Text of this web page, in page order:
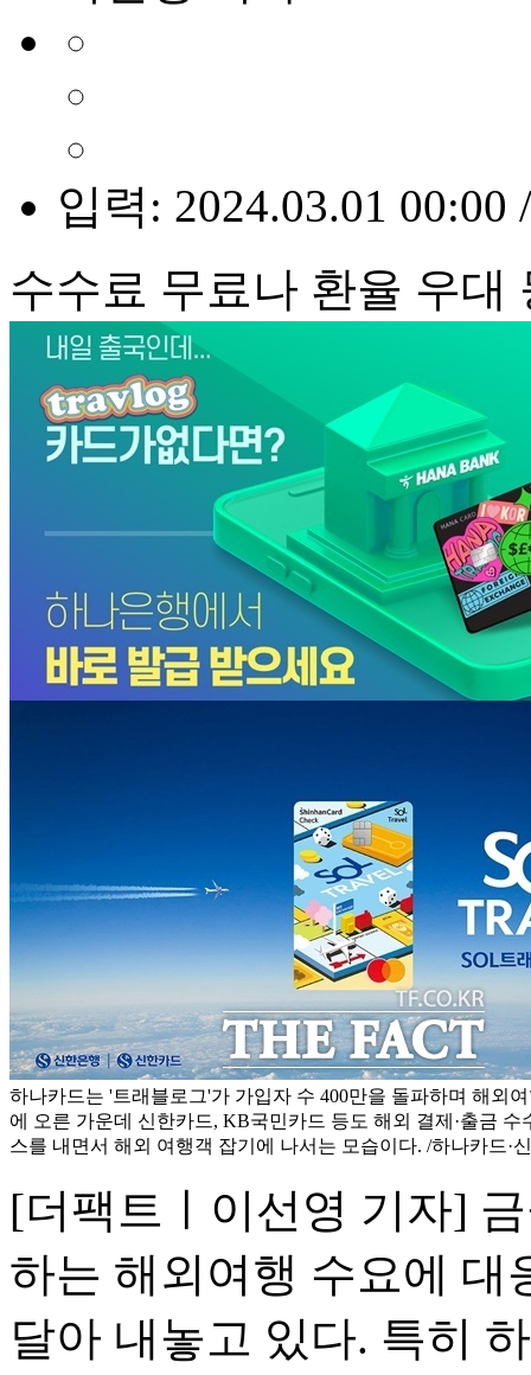
입력: 2024.03.01 00:00
수수료 무료나 환율 우대
하나카드는 '트래블로그'가 가입자 수 400만을 돌파하며 해외
에 오른 가운데 신한카드, KB국민카드 등도 해외 결제·출금 수
스를 내면서 해외 여행객 잡기에 나서는 모습이다. /하나카드·
[더팩트ㅣ이선영 기자]
하는 해외여행 수요에 대
달아 내놓고 있다. 특히